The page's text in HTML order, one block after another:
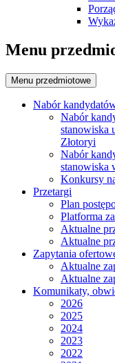
Menu
Menu przedmiotowe
Nabór
Nabór
stanowiska
Złotoryi
Nabór
stanowiska
Konkursy
Przetargi
Plan
Platforma
Aktualne
Aktualne
Zapytania
Aktualne
Aktualne
Komunikaty,
2026
2025
2024
2023
2022